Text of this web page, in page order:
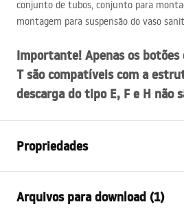
conjunto de tubos, conjunto para
montagem para suspensão do vaso
Importante! Apenas os
T são compatíveis com a
descarga do tipo E, F e H não
Propriedades
Modelo
Arquivos para download (1)